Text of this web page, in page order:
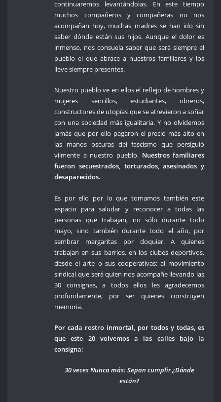
continuaremos levantándolas. En este tiempo
muchos compañeros y compañeras no nos
acompañan hoy, muchas madres se han ido sin
saber dónde están sus hijos. Aunque el dolor es
inmenso, nos consuela saber que será siempre el
pueblo el que abrace a nuestros familiares y los
lleve siempre presentes.
Nuestro pueblo ve en ellos el reflejo de hombres y
mujeres sencillos, estudiantes, obreros,
constructores de utopías que se atrevieron a soñar
con una sociedad más igualitaria. Y no olvidemos
jamás que por ello pagaron el precio más alto en
las manos oscuras del fascismo que persiguió
vilmente a nuestro pueblo. Nuestros familiares
fueron secuestrados, torturados, asesinados y
desaparecidos.
Es por ello por lo que tomamos también este
espacio para saludar y reconocer a todas las
personas que trabajan, no sólo durante todo
mayo, sino también durante todo el año, por
sembrar margaritas por doquier. A quienes
trabajan en sus barrios, en los clubes deportivos,
desde el arte o sus cooperativas; al movimiento
sindical que será quien nos acompañe llevando las
30 consignas, a todos ellos les agradecemos
profundamente, por ser quienes construyen
memoria.
Por cada rostro inmortal, por todos y todas, es
que este 20 volvemos a las calles bajo la
consigna:
30 veces Nunca más: Sepan cumplir ¿Dónde
están?